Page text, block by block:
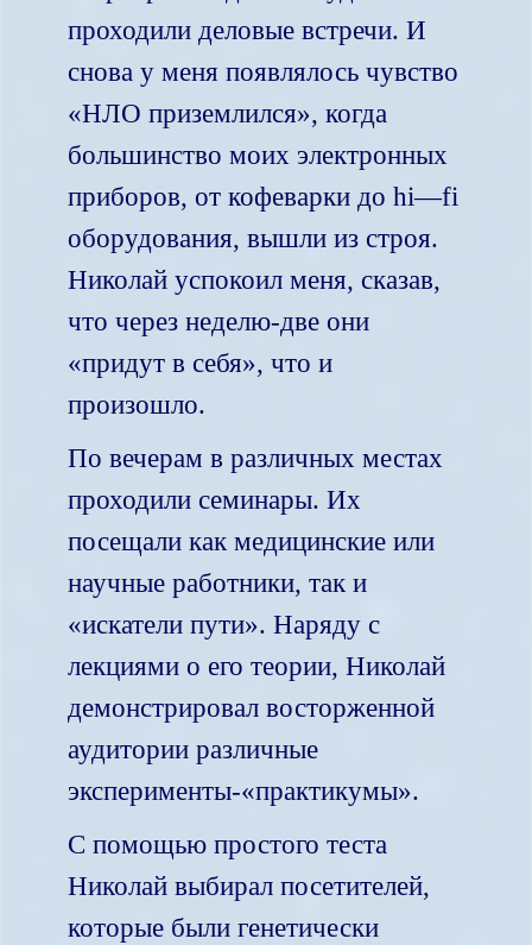
проходили деловые встречи. И
снова у меня появлялось чувство
«НЛО приземлился», когда
большинство моих электронных
приборов, от кофеварки до hi—fi
оборудования, вышли из строя.
Николай успокоил меня, сказав,
что через неделю-две они
«придут в себя», что и
произошло.
По вечерам в различных местах
проходили семинары. Их
посещали как медицинские или
научные работники, так и
«искатели пути». Наряду с
лекциями о его теории, Николай
демонстрировал восторженной
аудитории различные
эксперименты-«практикумы».
С помощью простого теста
Николай выбирал посетителей,
которые были генетически